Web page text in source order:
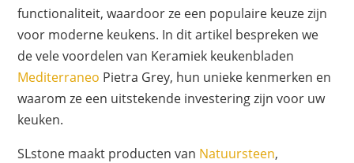
functionaliteit, waardoor ze een populaire keuze zijn
voor moderne keukens. In dit artikel bespreken we
de vele voordelen van Keramiek keukenbladen
Mediterraneo Pietra Grey, hun unieke kenmerken en
waarom ze een uitstekende investering zijn voor uw
keuken.
SLstone maakt producten van Natuursteen,